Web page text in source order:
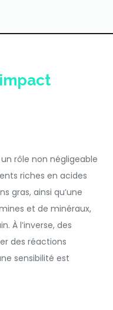
rôle non négligeable
riches en acides
gras, ainsi qu’une
et de minéraux,
À l’inverse, des
des réactions
sensibilité est